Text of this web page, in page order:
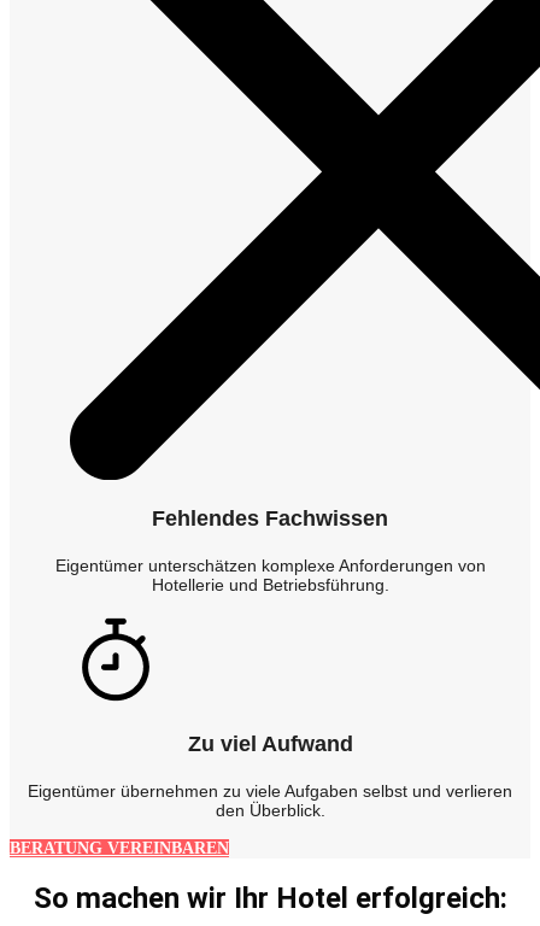
Fehlendes Fachwissen
Eigentümer unterschätzen komplexe Anforderungen von
Hotellerie und Betriebsführung.
Zu viel Aufwand
Eigentümer übernehmen zu viele Aufgaben selbst und verlieren
den Überblick.
BERATUNG VEREINBAREN
So machen wir Ihr Hotel erfolgreich: